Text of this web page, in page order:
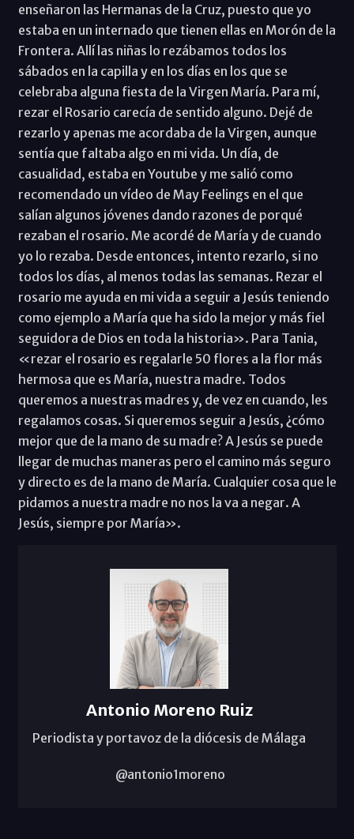
enseñaron las Hermanas de la Cruz, puesto que yo
estaba en un internado que tienen ellas en Morón de la
Frontera. Allí las niñas lo rezábamos todos los
sábados en la capilla y en los días en los que se
celebraba alguna fiesta de la Virgen María. Para mí,
rezar el Rosario carecía de sentido alguno. Dejé de
rezarlo y apenas me acordaba de la Virgen, aunque
sentía que faltaba algo en mi vida. Un día, de
casualidad, estaba en Youtube y me salió como
recomendado un vídeo de May Feelings en el que
salían algunos jóvenes dando razones de porqué
rezaban el rosario. Me acordé de María y de cuando
yo lo rezaba. Desde entonces, intento rezarlo, si no
todos los días, al menos todas las semanas. Rezar el
rosario me ayuda en mi vida a seguir a Jesús teniendo
como ejemplo a María que ha sido la mejor y más fiel
seguidora de Dios en toda la historia». Para Tania,
«rezar el rosario es regalarle 50 flores a la flor más
hermosa que es María, nuestra madre. Todos
queremos a nuestras madres y, de vez en cuando, les
regalamos cosas. Si queremos seguir a Jesús, ¿cómo
mejor que de la mano de su madre? A Jesús se puede
llegar de muchas maneras pero el camino más seguro
y directo es de la mano de María. Cualquier cosa que le
pidamos a nuestra madre no nos la va a negar. A
Jesús, siempre por María».
Antonio Moreno Ruiz
Periodista y portavoz de la diócesis de Málaga
@antonio1moreno